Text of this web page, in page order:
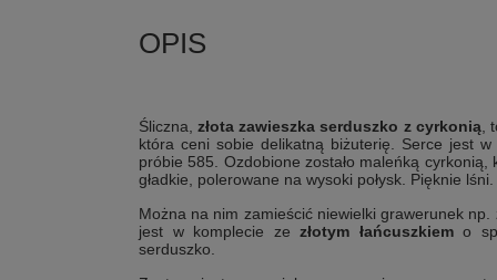
Śliczna, złota zawieszka serduszko z cyrkonią,
która ceni sobie delikatną biżuterię. Serce jest w
próbie 585. Ozdobione zostało maleńką
gładkie, polerowane na wysoki połysk. Pięknie lśni.
Można na nim zamieścić niewielki grawerunek np.
jest w komplecie ze złotym łańcuszkiemo
serduszko.